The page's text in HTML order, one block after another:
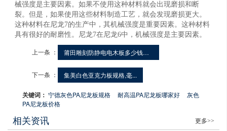
械强度是主要因素。如果不使用这种材料就会出现磨损和断
裂。但是，如果使用这些材料制造工艺，就会发现磨损更大。
这种材料在尼龙7的生产中，其机械强度是重要因素。这种材料
具有很好的耐磨性。尼龙7在尼龙6中，机械强度是主要因素。
上一条 ： 莆田雕刻防静电电木板多少钱一平
下一条 ： 集美白色亚克力板规格,毫...
关键词：宁德灰色PA尼龙板规格 耐高温PA尼龙板哪家好
灰色
PA尼龙板价格
相关资讯 更多>>